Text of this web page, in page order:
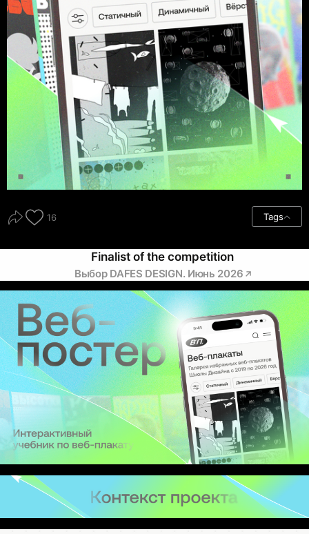
16 Tags
Finalist of the competition
Выбор DAFES DESIGN. Июнь 2026